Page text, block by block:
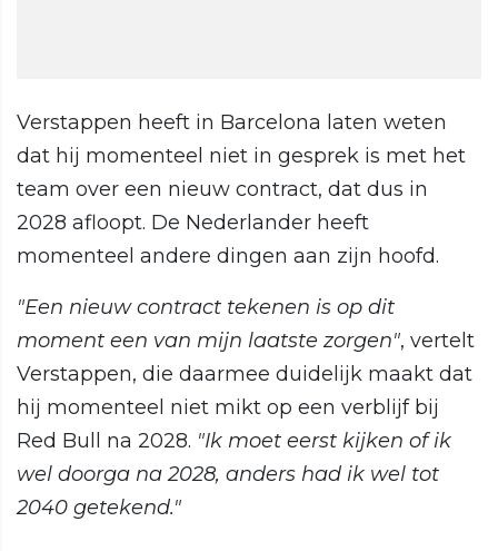
Verstappen heeft in Barcelona laten weten
dat hij momenteel niet in gesprek is met het
team over een nieuw contract, dat dus in
2028 afloopt. De Nederlander heeft
momenteel andere dingen aan zijn hoofd.
"Een nieuw contract tekenen is op dit
moment een van mijn laatste zorgen", vertelt
Verstappen, die daarmee duidelijk maakt dat
hij momenteel niet mikt op een verblijf bij
Red Bull na 2028. "Ik moet eerst kijken of ik
wel doorga na 2028, anders had ik wel tot
2040 getekend."